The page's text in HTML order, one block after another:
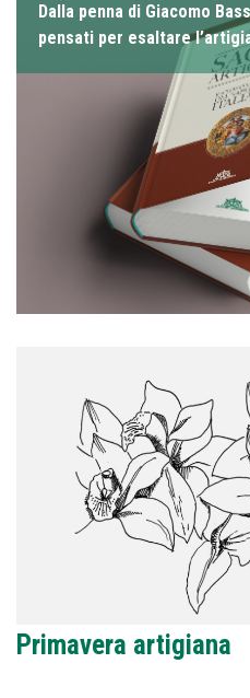
Dalla penna di Giacomo
pensati per esaltare
Primavera artigiana